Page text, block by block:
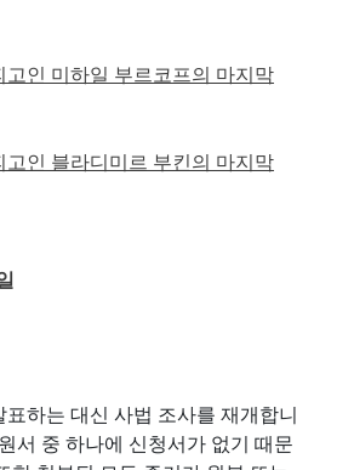
고인 미하일 부르코프의 마지막
고인 블라디미르 부킨의 마지막
표하는 대신 사법 조사를 재개합니
서 중 하나에 신청서가 없기 때문